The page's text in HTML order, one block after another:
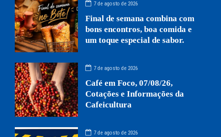
7 de agosto de 2026
Final de semana combina com
bons encontros, boa comida e
um toque especial de sabor.
7 de agosto de 2026
Café em Foco, 07/08/26,
Cotações e Informações da
Cafeicultura
7 de agosto de 2026